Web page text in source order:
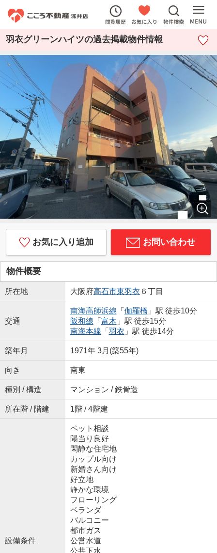
羽衣グリーンハイツの過去掲載物件情報
お気に入り追加 お問い合わせ
物件概要
所在地 大阪府高石市東羽衣 ６丁目
交通
南海高師浜線 「 伽羅橋 」駅 徒歩10分
阪和線 「 富木 」駅 徒歩15分
南海本線 「 羽衣 」駅 徒歩14分
築年月 1971年 3月(築55年)
向き 南東
種別 / 構造 マンション / 鉄骨造
所在階 / 階建 1階 / 4階建
設備条件
ペット相談
陽当り良好
閑静な住宅地
カップル向け
新婚さん向け
好立地
静かな環境
フローリング
ベランダ
バルコニー
都市ガス
公営水道
公共下水